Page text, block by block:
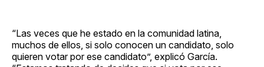
“Las veces que he estado en la comunidad latina,
muchos de ellos, si solo conocen un candidato, solo
quieren votar por ese candidato”, explicó García.